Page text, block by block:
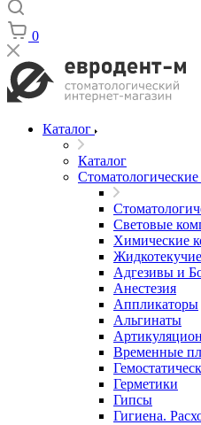
0
Каталог
Каталог
Световые
Химические
Адгезивы и
Анестезия
Аппликаторы
Альгинаты
Временные
Герметики
Гипсы
Гигиена.